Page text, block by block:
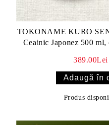
TOKONAME KURO
Ceainic Japonez 500 ml,
389.00Lei
Produs